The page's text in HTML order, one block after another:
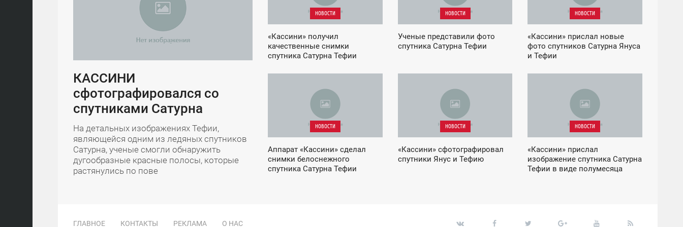
КАССИНИ
сфотографировался со
спутниками Сатурна
На детальных изображениях Тефии,
являющейся одним из ледяных спутников
Сатурна, ученые смогли обнаружить
дугообразные красные полосы, которые
растянулись по пове
НОВОСТИ
«Кассини» получил
качественные снимки
спутника Сатурна Тефии
НОВОСТИ
Ученые представили фото
спутника Сатурна Тефии
НОВОСТИ
«Кассини» прислал новые
фото спутников Сатурна Януса
и Тефии
НОВОСТИ
Аппарат «Кассини» сделал
снимки белоснежного
спутника Сатурна Тефии
НОВОСТИ
«Кассини» сфотографировал
спутники Янус и Тефию
НОВОСТИ
«Кассини» прислал
изображение спутника Сатурна
Тефии в виде полумесяца
ГЛАВНОЕ КОНТАКТЫ РЕКЛАМА О НАС